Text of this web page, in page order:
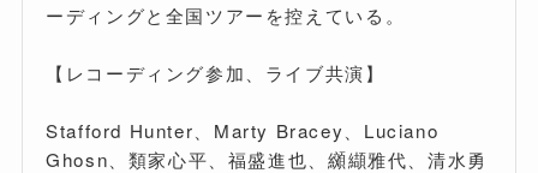
ーディングと全国ツアーを控えている。
【レコーディング参加、ライブ共演】
Stafford Hunter、Marty Bracey、Luciano
Ghosn、類家心平、福盛進也、纐纈雅代、清水勇